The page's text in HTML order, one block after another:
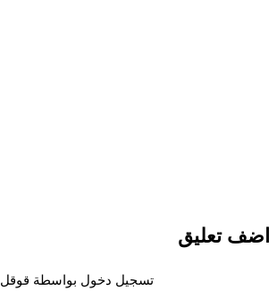
اضف تعليق
تسجيل دخول بواسطة قوقل